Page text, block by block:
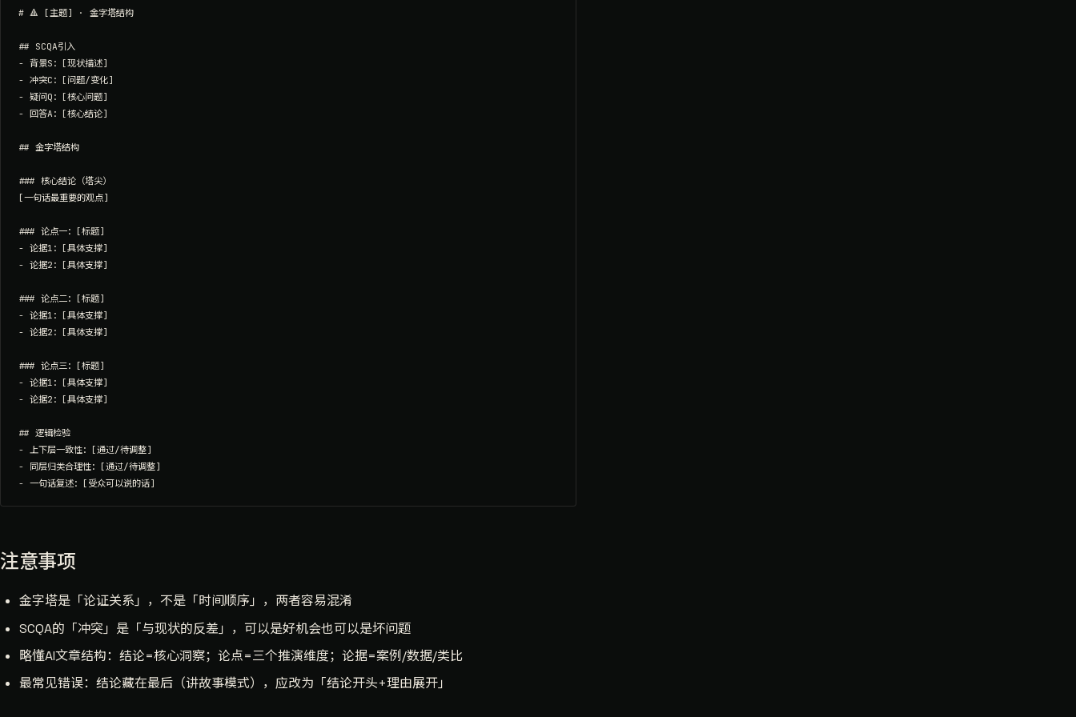
# 🔺 [主题] · 金字塔结构
## SCQA引入
- 背景S：[现状描述]
- 冲突C：[问题/变化]
- 疑问Q：[核心问题]
- 回答A：[核心结论]
## 金字塔结构
### 核心结论（塔尖）
[一句话最重要的观点]
### 论点一：[标题]
- 论据1：[具体支撑]
- 论据2：[具体支撑]
### 论点二：[标题]
- 论据1：[具体支撑]
- 论据2：[具体支撑]
### 论点三：[标题]
- 论据1：[具体支撑]
- 论据2：[具体支撑]
## 逻辑检验
- 上下层一致性：[通过/待调整]
- 同层归类合理性：[通过/待调整]
注意事项
金字塔是「论证关系」，不是「时间顺序」，两者容易混淆
SCQA的「冲突」是「与现状的反差」，可以是好机会也可以是坏问题
略懂AI文章结构：结论=核心洞察；论点=三个推演维度；论据=案例/数据/类比
最常见错误：结论藏在最后（讲故事模式），应改为「结论开头+理由展开」